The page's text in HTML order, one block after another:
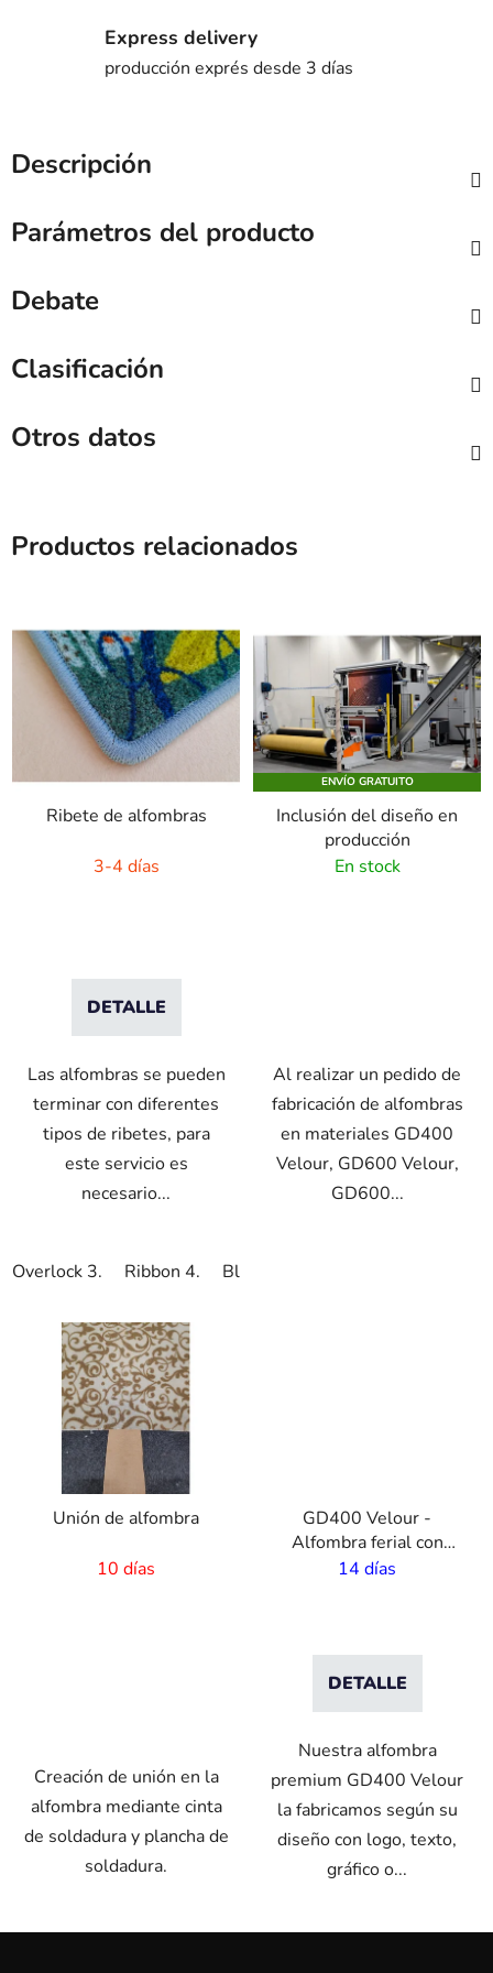
Express delivery
producción exprés desde 3 días
Descripción
Parámetros del producto
Debate
Clasificación
Otros datos
Productos relacionados
Ribete de alfombras
3-4 días
DETALLE
Las alfombras se pueden
terminar con diferentes
tipos de ribetes, para
este servicio es
necesario...
Overlock 3. Ribbon 4. Blindhem 5.
ENVÍO GRATUITO
Inclusión del diseño en
producción
En stock
Al realizar un pedido de
fabricación de alfombras
en materiales GD400
Velour, GD600 Velour,
GD600...
Unión de alfombra
10 días
Creación de unión en la
alfombra mediante cinta
de soldadura y plancha de
soldadura.
GD400 Velour -
Alfombra ferial con
impresión propia -
14 días
DETALLE
Nuestra alfombra
premium GD400 Velour
la fabricamos según su
diseño con logo, texto,
gráfico o...